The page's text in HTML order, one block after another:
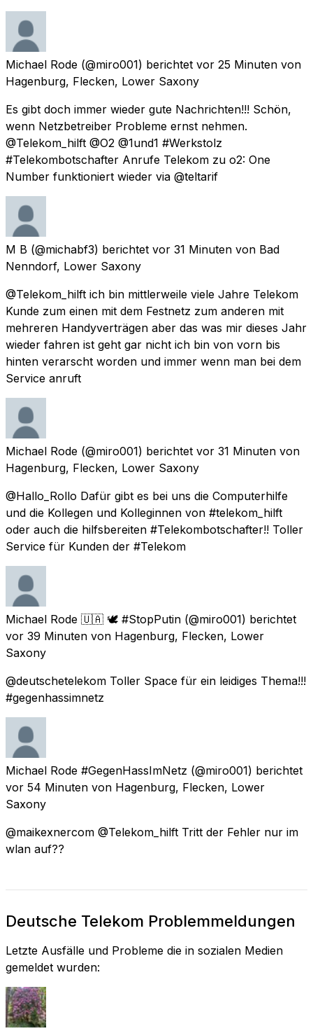
Michael Rode (@miro001) berichtet vor 25 Minuten von
Hagenburg, Flecken, Lower Saxony
Es gibt doch immer wieder gute Nachrichten!!! Schön,
wenn Netzbetreiber Probleme ernst nehmen.
@Telekom_hilft @O2 @1und1 #Werkstolz
#Telekombotschafter Anrufe Telekom zu o2: One
Number funktioniert wieder via @teltarif
M B (@michabf3) berichtet vor 31 Minuten von Bad
Nenndorf, Lower Saxony
@Telekom_hilft ich bin mittlerweile viele Jahre Telekom
Kunde zum einen mit dem Festnetz zum anderen mit
mehreren Handyverträgen aber das was mir dieses Jahr
wieder fahren ist geht gar nicht ich bin von vorn bis
hinten verarscht worden und immer wenn man bei dem
Service anruft
Michael Rode (@miro001) berichtet vor 31 Minuten von
Hagenburg, Flecken, Lower Saxony
@Hallo_Rollo Dafür gibt es bei uns die Computerhilfe
und die Kollegen und Kolleginnen von #telekom_hilft
oder auch die hilfsbereiten #Telekombotschafter!! Toller
Service für Kunden der #Telekom
Michael Rode 🇺🇦 🕊 #StopPutin (@miro001) berichtet
vor 39 Minuten von Hagenburg, Flecken, Lower
Saxony
@deutschetelekom Toller Space für ein leidiges Thema!!!
#gegenhassimnetz
Michael Rode #GegenHassImNetz (@miro001) berichtet
vor 54 Minuten von Hagenburg, Flecken, Lower
Saxony
@maikexnercom @Telekom_hilft Tritt der Fehler nur im
wlan auf??
Deutsche Telekom Problemmeldungen
Letzte Ausfälle und Probleme die in sozialen Medien
gemeldet wurden: